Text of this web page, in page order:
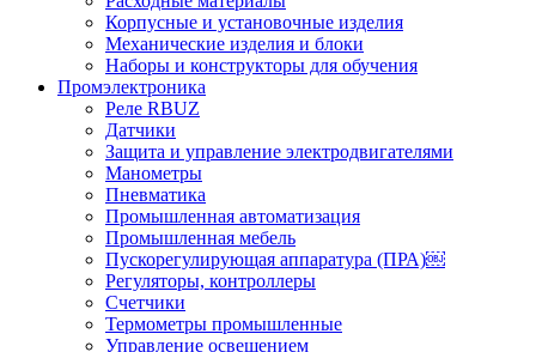
Корпусные и установочные изделия
Механические изделия и блоки
Наборы и конструкторы для обучения
Промэлектроника
Реле RBUZ
Датчики
Защита и управление электродвигателями
Манометры
Пневматика
Промышленная автоматизация
Промышленная мебель
Пускорегулирующая аппаратура (ПРА)￼
Регуляторы, контроллеры
Счетчики
Термометры промышленные
Управление освещением